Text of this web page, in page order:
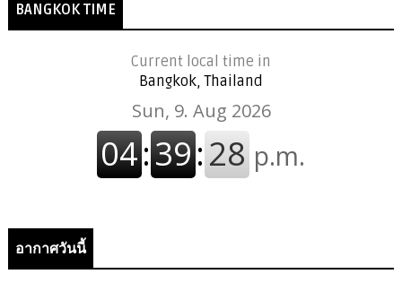
BANGKOK TIME
Current local time in
Bangkok, Thailand
อากาศวันนี้